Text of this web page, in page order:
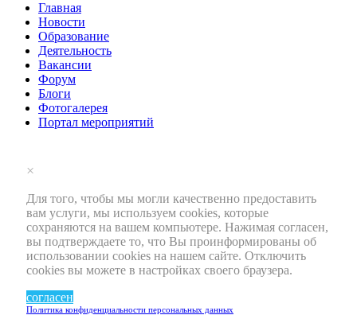
Главная
Новости
Образование
Деятельность
Вакансии
Форум
Блоги
Фотогалерея
Портал мероприятий
×
Для того, чтобы мы могли качественно предоставить
вам услуги, мы используем cookies, которые
сохраняются на вашем компьютере. Нажимая согласен,
вы подтверждаете то, что Вы проинформированы об
использовании cookies на нашем сайте. Отключить
cookies вы можете в настройках своего браузера.
согласен
Политика конфиденциальности персональных данных